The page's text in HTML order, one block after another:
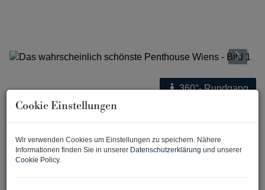
360°- Rundgang
Beschreibung
Lage und Infrastruktur
Zum Verkauf gelangt das vermutlich schönste Penthouse
Cookie Einstellungen
Wir verwenden Cookies um Einstellungen zu speichern. Nähere
Informationen finden Sie in unserer Datenschutzerklärung und unserer
Cookie Policy.